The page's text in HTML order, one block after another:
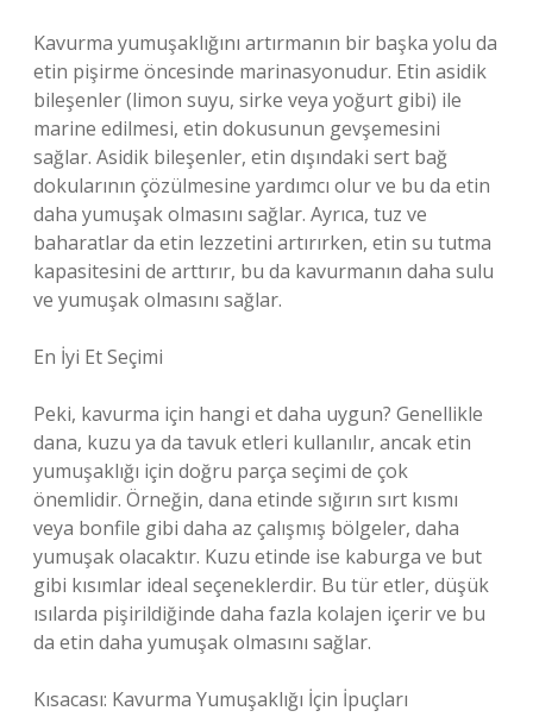
Kavurma yumuşaklığını artırmanın bir başka yolu da
etin pişirme öncesinde marinasyonudur. Etin asidik
bileşenler (limon suyu, sirke veya yoğurt gibi) ile
marine edilmesi, etin dokusunun gevşemesini
sağlar. Asidik bileşenler, etin dışındaki sert bağ
dokularının çözülmesine yardımcı olur ve bu da etin
daha yumuşak olmasını sağlar. Ayrıca, tuz ve
baharatlar da etin lezzetini artırırken, etin su tutma
kapasitesini de arttırır, bu da kavurmanın daha sulu
ve yumuşak olmasını sağlar.
En İyi Et Seçimi
Peki, kavurma için hangi et daha uygun? Genellikle
dana, kuzu ya da tavuk etleri kullanılır, ancak etin
yumuşaklığı için doğru parça seçimi de çok
önemlidir. Örneğin, dana etinde sığırın sırt kısmı
veya bonfile gibi daha az çalışmış bölgeler, daha
yumuşak olacaktır. Kuzu etinde ise kaburga ve but
gibi kısımlar ideal seçeneklerdir. Bu tür etler, düşük
ısılarda pişirildiğinde daha fazla kolajen içerir ve bu
da etin daha yumuşak olmasını sağlar.
Kısacası: Kavurma Yumuşaklığı İçin İpuçları